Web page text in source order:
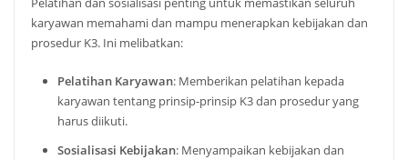
karyawan memahami dan mampu menerapkan kebijakan dan
prosedur K3. Ini melibatkan:
Pelatihan Karyawan: Memberikan pelatihan kepada
karyawan tentang prinsip-prinsip K3 dan prosedur yang
harus diikuti.
Sosialisasi Kebijakan: Menyampaikan kebijakan dan